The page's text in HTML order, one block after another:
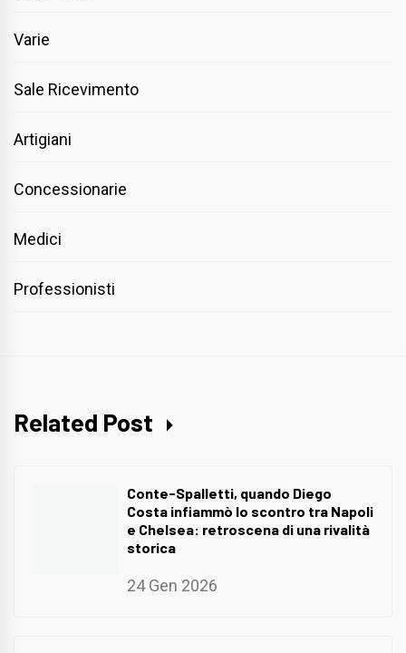
Varie
Sale Ricevimento
Artigiani
Concessionarie
Medici
Professionisti
Related Post
Conte-Spalletti, quando Diego
Costa infiammò lo scontro tra Napoli
e Chelsea: retroscena di una rivalità
storica
24 Gen 2026